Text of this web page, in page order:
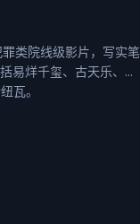
类院线级影片，写实笔
易烊千玺、古天乐、章
瓦。